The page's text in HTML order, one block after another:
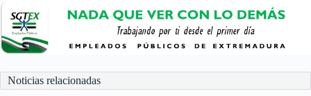
Noticias relacionadas